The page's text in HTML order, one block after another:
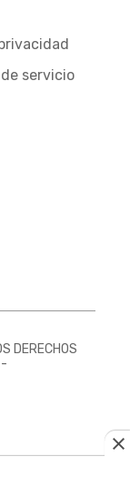
servicio
DERECHOS
-